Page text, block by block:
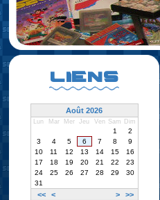
LIENS
Août 2026
Lun Mar Mer Jeu Ven Sam Dim
<< < > >>
1
2
3
4 5 6 7 8
9
10
11 12 13 14 15
16
17
18 19 20 21 22
23
24
25 26 27 28 29
30
31